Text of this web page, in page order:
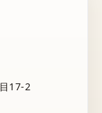
17-2